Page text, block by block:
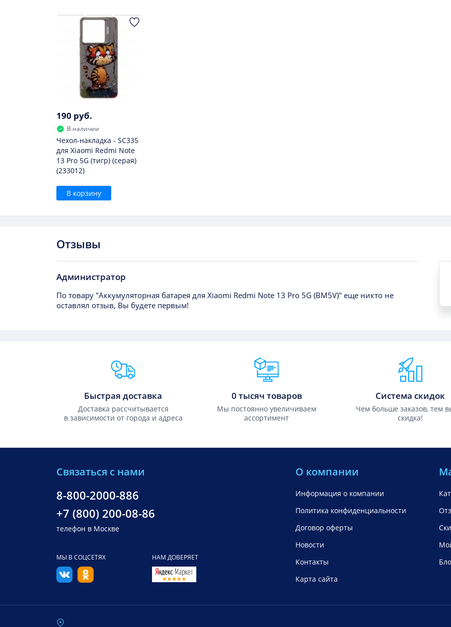
190 руб.
В наличии
Чехол-накладка - SC335
для Xiaomi Redmi Note
13 Pro 5G (тигр) (серая)
(233012)
В корзину
Отзывы
Администратор
По товару "Аккумуляторная батарея для Xiaomi Redmi Note 13 Pro 5G (BM5V)" еще никто не
оставлял отзыв, Вы будете первым!
Преимущества Fixmobile
Быстрая доставка
Доставка рассчитывается
в зависимости от города и адреса
0 тысяч товаров
Мы постоянно увеличиваем
ассортимент
Система скидок
Чем больше заказов, тем
скидка!
Связаться с нами
8-800-2000-886
+7 (800) 200-08-86
телефон в Москве
МЫ В СОЦСЕТЯХ НАМ ДОВЕРЯЕТ
О компании
Информация о компании
Политика конфиденциальности
Договор оферты
Новости
Контакты
Карта сайта